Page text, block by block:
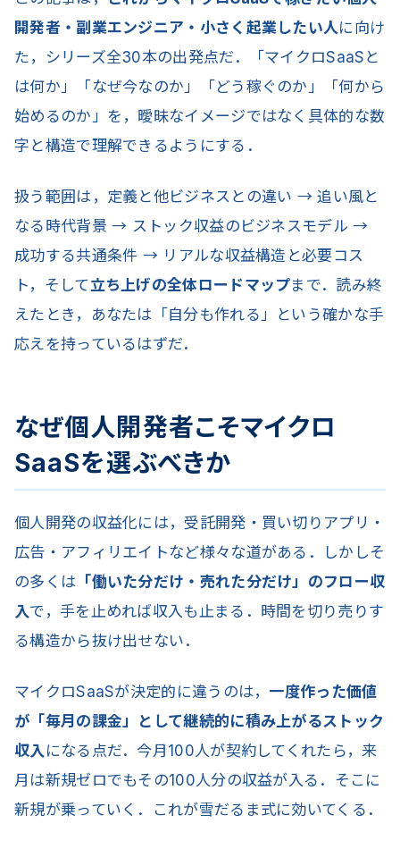
開発者・副業エンジニア・小さく起業したい人 に向け
た，シリーズ全30本の出発点だ．「マイクロSaaSと
は何か」「なぜ今なのか」「どう稼ぐのか」「何から
始めるのか」を，曖昧なイメージではなく具体的な数
字と構造で理解できるようにする．
扱う範囲は，定義と他ビジネスとの違い → 追い風と
なる時代背景 → ストック収益のビジネスモデル →
成功する共通条件 → リアルな収益構造と必要コス
ト，そして立ち上げの全体ロードマップまで．読み終
えたとき，あなたは「自分も作れる」という確かな手
応えを持っているはずだ．
なぜ個人開発者こそマイクロ
SaaSを選ぶべきか
個人開発の収益化には，受託開発・買い切りアプリ・
広告・アフィリエイトなど様々な道がある．しかしそ
の多くは 「働いた分だけ・売れた分だけ」のフロー収
入で，手を止めれば収入も止まる．時間を切り売りす
る構造から抜け出せない．
マイクロSaaSが決定的に違うのは， 一度作った価値
が「毎月の課金」として継続的に積み上がるストック
収入になる点だ．今月100人が契約してくれたら，来
月は新規ゼロでもその100人分の収益が入る．そこに
新規が乗っていく．これが雪だるま式に効いてくる．